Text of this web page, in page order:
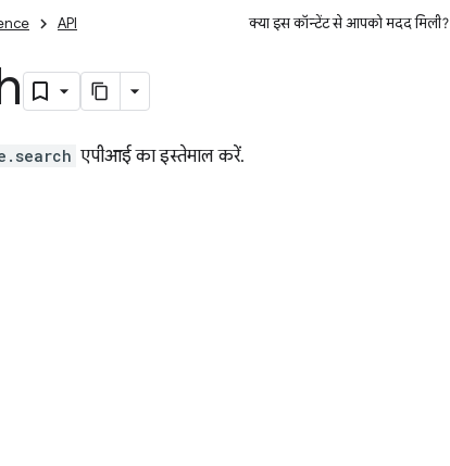
API क्या इस कॉन्टेंट से आपको मदद मिली?
एपीआई का इस्तेमाल करें.